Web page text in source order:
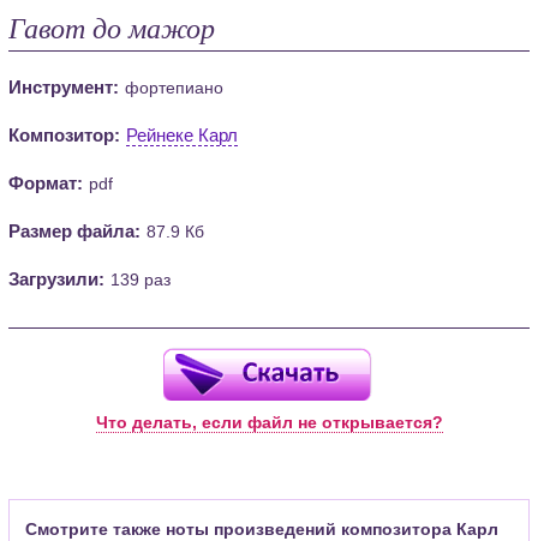
Гавот до мажор
Инструмент: фортепиано
Композитор: Рейнеке Карл
Формат: pdf
Размер файла: 87.9 Кб
Загрузили: 139 раз
Что делать, если файл не открывается?
Смотрите также ноты произведений композитора Карл